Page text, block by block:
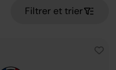
Filtrer et trier